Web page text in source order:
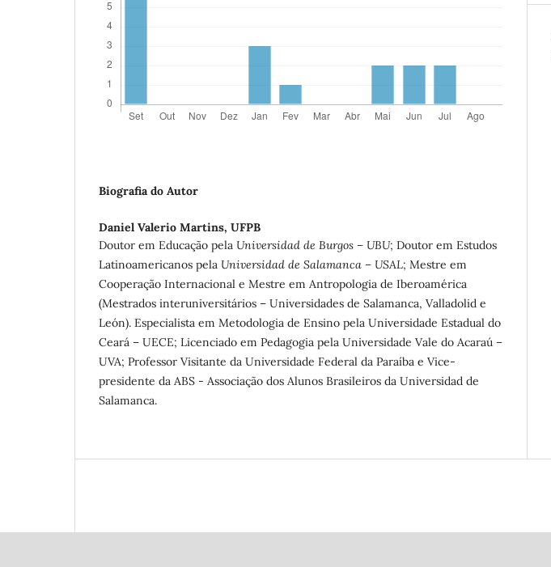
Biografia do Autor
Daniel Valerio Martins, UFPB
Doutor em Educação pela Universidad de Burgos – UBU; Doutor em Estudos
Latinoamericanos pela Universidad de Salamanca – USAL; Mestre em
Cooperação Internacional e Mestre em Antropologia de Iberoamérica
(Mestrados interuniversitários – Universidades de Salamanca, Valladolid e
León). Especialista em Metodologia de Ensino pela Universidade Estadual do
Ceará – UECE; Licenciado em Pedagogia pela Universidade Vale do Acaraú –
UVA; Professor Visitante da Universidade Federal da Paraíba e Vice-
presidente da ABS - Associação dos Alunos Brasileiros da Universidad de
Salamanca.